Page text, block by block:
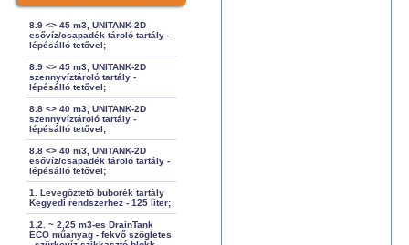
8.9 <> 45 m3, UNITANK-2D
esővíz/csapadék tároló tartály -
lépésálló tetővel;
8.9 <> 45 m3, UNITANK-2D
szennyvíztároló tartály -
lépésálló tetővel;
8.8 <> 40 m3, UNITANK-2D
szennyvíztároló tartály -
lépésálló tetővel;
8.8 <> 40 m3, UNITANK-2D
esővíz/csapadék tároló tartály -
lépésálló tetővel;
1. Levegőztető buborék tartály
Kegyedi rendszerhez - 125 liter;
1.2. ~ 2,25 m3-es DrainTank
ECO műanyag - fekvő szögletes